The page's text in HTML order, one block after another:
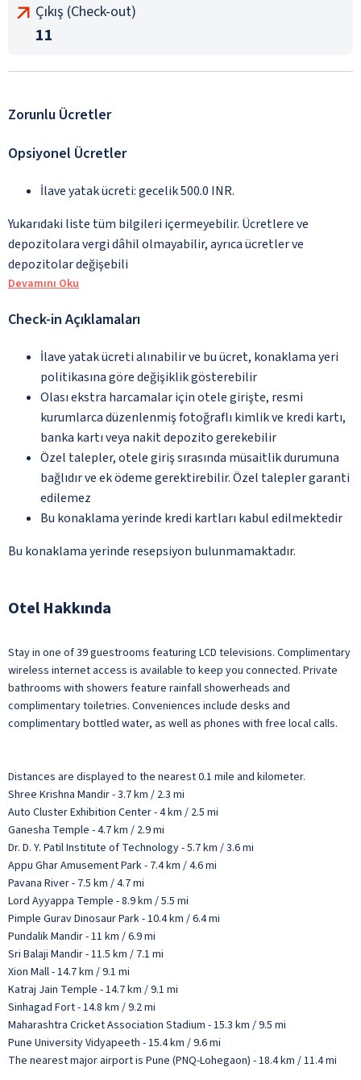
Çıkış (Check-out)
11
Zorunlu Ücretler
Opsiyonel Ücretler
İlave yatak ücreti: gecelik 500.0 INR.
Yukarıdaki liste tüm bilgileri içermeyebilir. Ücretlere ve
depozitolara vergi dâhil olmayabilir, ayrıca ücretler ve
depozitolar değişebili
Devamını Oku
Check-in Açıklamaları
İlave yatak ücreti alınabilir ve bu ücret, konaklama yeri
politikasına göre değişiklik gösterebilir
Olası ekstra harcamalar için otele girişte, resmi
kurumlarca düzenlenmiş fotoğraflı kimlik ve kredi kartı,
banka kartı veya nakit depozito gerekebilir
Özel talepler, otele giriş sırasında müsaitlik durumuna
bağlıdır ve ek ödeme gerektirebilir. Özel talepler garanti
edilemez
Bu konaklama yerinde kredi kartları kabul edilmektedir
Bu konaklama yerinde resepsiyon bulunmamaktadır.
Otel Hakkında
Stay in one of 39 guestrooms featuring LCD televisions. Complimentary
wireless internet access is available to keep you connected. Private
bathrooms with showers feature rainfall showerheads and
complimentary toiletries. Conveniences include desks and
complimentary bottled water, as well as phones with free local calls.
Distances are displayed to the nearest 0.1 mile and kilometer.
Shree Krishna Mandir - 3.7 km / 2.3 mi
Auto Cluster Exhibition Center - 4 km / 2.5 mi
Ganesha Temple - 4.7 km / 2.9 mi
Dr. D. Y. Patil Institute of Technology - 5.7 km / 3.6 mi
Appu Ghar Amusement Park - 7.4 km / 4.6 mi
Pavana River - 7.5 km / 4.7 mi
Lord Ayyappa Temple - 8.9 km / 5.5 mi
Pimple Gurav Dinosaur Park - 10.4 km / 6.4 mi
Pundalik Mandir - 11 km / 6.9 mi
Sri Balaji Mandir - 11.5 km / 7.1 mi
Xion Mall - 14.7 km / 9.1 mi
Katraj Jain Temple - 14.7 km / 9.1 mi
Sinhagad Fort - 14.8 km / 9.2 mi
Maharashtra Cricket Association Stadium - 15.3 km / 9.5 mi
Pune University Vidyapeeth - 15.4 km / 9.6 mi
The nearest major airport is Pune (PNQ-Lohegaon) - 18.4 km / 11.4 mi